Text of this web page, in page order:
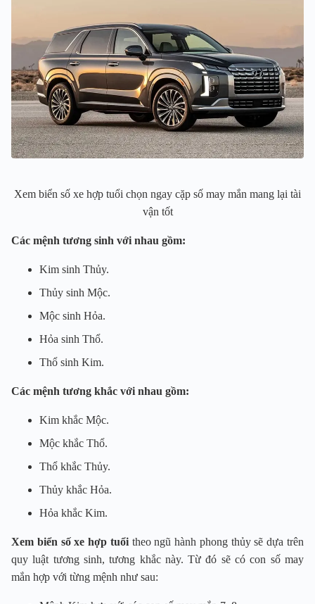
Xem biển số xe hợp tuổi chọn ngay cặp số may mắn mang lại tài
vận tốt
Các mệnh tương sinh với nhau gồm:
Kim sinh Thủy.
Thủy sinh Mộc.
Mộc sinh Hỏa.
Hỏa sinh Thổ.
Thổ sinh Kim.
Các mệnh tương khắc với nhau gồm:
Kim khắc Mộc.
Mộc khắc Thổ.
Thổ khắc Thủy.
Thủy khắc Hỏa.
Hỏa khắc Kim.
Xem biển số xe hợp tuổitheo ngũ hành phong thủy sẽ dựa trên
quy luật tương sinh, tương khắc này. Từ đó sẽ có con số may
mắn hợp với từng mệnh như sau: